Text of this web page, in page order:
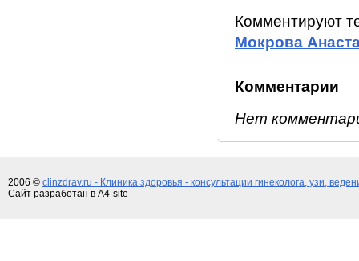
Комментируют
Мокрова
Комментарии
Нет
2006 © clinzdrav.ru - Клиника здоровья - консультации гинеколога, узи,
Сайт разработан в A4-site